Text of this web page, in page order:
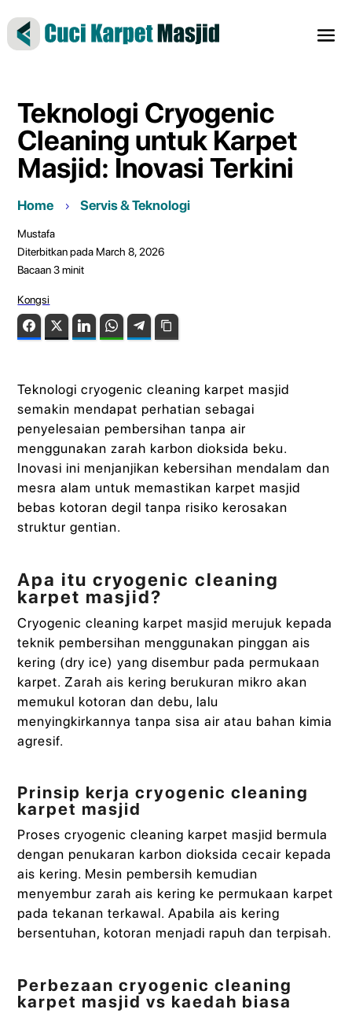
Teknologi Cryogenic
Cleaning untuk Karpet
Masjid: Inovasi Terkini
Home Servis & Teknologi
Mustafa
Diterbitkan pada March 8, 2026
Bacaan 3 minit
Kongsi
FacebookTwitter LinkedIn WhatsAppTelegram
Teknologi cryogenic cleaning karpet masjid
semakin mendapat perhatian sebagai
penyelesaian pembersihan tanpa air
menggunakan zarah karbon dioksida beku.
Inovasi ini menjanjikan kebersihan mendalam dan
mesra alam untuk memastikan karpet masjid
bebas kotoran degil tanpa risiko kerosakan
struktur gentian.
Apa itu cryogenic cleaning
karpet masjid?
Cryogenic cleaning karpet masjid merujuk kepada
teknik pembersihan menggunakan pinggan ais
kering (dry ice) yang disembur pada permukaan
karpet. Zarah ais kering berukuran mikro akan
memukul kotoran dan debu, lalu
menyingkirkannya tanpa sisa air atau bahan kimia
agresif.
Prinsip kerja cryogenic cleaning
karpet masjid
Proses cryogenic cleaning karpet masjid bermula
dengan penukaran karbon dioksida cecair kepada
ais kering. Mesin pembersih kemudian
menyembur zarah ais kering ke permukaan karpet
pada tekanan terkawal. Apabila ais kering
bersentuhan, kotoran menjadi rapuh dan terpisah.
Perbezaan cryogenic cleaning
karpet masjid vs kaedah biasa